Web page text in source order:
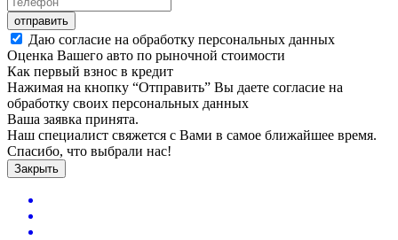
отправить
Даю согласие на обработку персональных данных
Оценка Вашего авто по рыночной стоимости
Как первый взнос в кредит
Нажимая на кнопку “Отправить” Вы даете согласие на
обработку своих персональных данных
Ваша заявка принята.
Наш специалист свяжется с Вами в самое ближайшее время.
Спасибо, что выбрали нас!
Закрыть